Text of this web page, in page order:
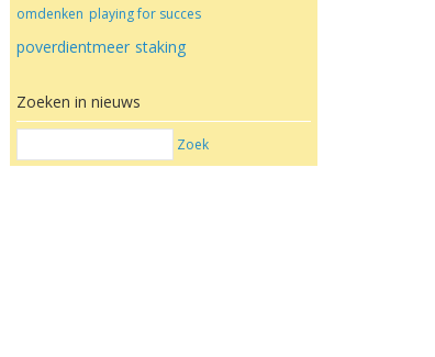
omdenken playing for succes
poverdientmeer staking
Zoeken in nieuws
Zoek